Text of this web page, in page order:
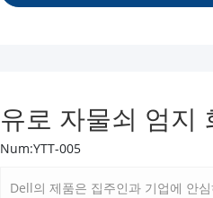
유로 자물쇠 엄지
Num:YTT-005
Dell의 제품은 집주인과 기업에 안